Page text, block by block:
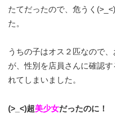
たてだったので、危うく
た。
うちの子はオス２匹なので
が、性別を店員さんに確認す
れてしまいました。
(>_<)超美少女だったのに！